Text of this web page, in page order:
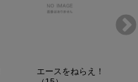
エースをねらえ！